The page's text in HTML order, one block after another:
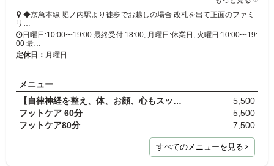
◆京急本線 堀ノ内駅より徒歩でお越しの場合 改札を出て正面のファミ
リ…
日曜日:10:00〜19:00 最終受付 18:00, 月曜日:休業日, 火曜日:10:00〜19:
00 最…
定休日： 月曜日
メニュー
【自律神経を整え、体、お顔、心もスッキリ！眠りの…
5,500
フットケア 60分
5,500
フットケア80分
7,500
すべてのメニューを見る